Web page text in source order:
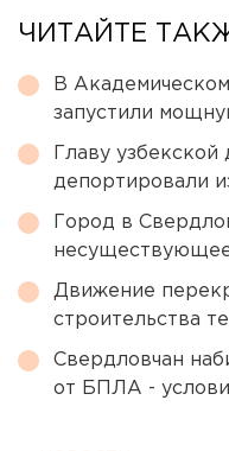
ЧИТАЙТЕ
В
запустили
Главу
депортировали
Город в
Движение
строительства
Свердловчан
от БПЛА -